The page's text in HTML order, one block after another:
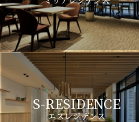
S-RESIDENCE
エスレジデンス